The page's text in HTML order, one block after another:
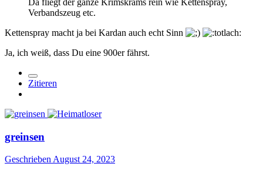
Verbandszeug etc.
Kettenspray macht ja bei Kardan auch echt Sinn
Ja, ich weiß, dass Du eine 900er fährst.
Zitieren
greinsen
Geschrieben August 24, 2023